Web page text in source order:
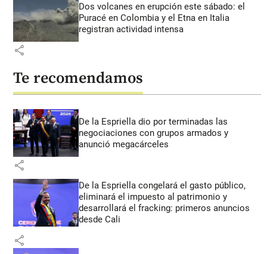
Dos volcanes en erupción este sábado: el
Puracé en Colombia y el Etna en Italia
registran actividad intensa
share
Te recomendamos
De la Espriella dio por terminadas las
negociaciones con grupos armados y
anunció megacárceles
share
De la Espriella congelará el gasto público,
eliminará el impuesto al patrimonio y
desarrollará el fracking: primeros anuncios
desde Cali
share